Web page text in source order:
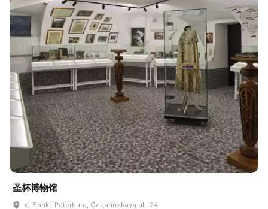
圣杯博物馆
g. Sankt-Peterburg, Gagarinskaya ul., 24